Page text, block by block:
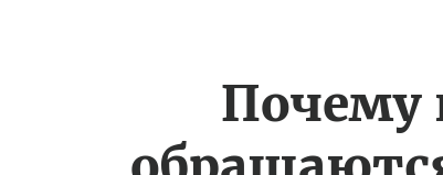
Почему